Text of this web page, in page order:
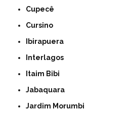
Cupecê
Cursino
Ibirapuera
Interlagos
Itaim Bibi
Jabaquara
Jardim Morumbi